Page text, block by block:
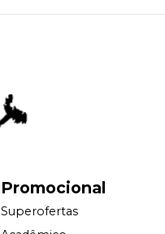
Promocional
Superofertas